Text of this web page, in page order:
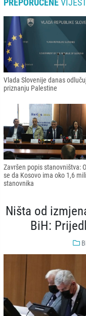
PREPORUČENE
Vlada Slovenije danas
priznanju Palestine
Završen popis stanovništva:
se da Kosovo ima oko 1,6
stanovnika
Ništa od
BiH: